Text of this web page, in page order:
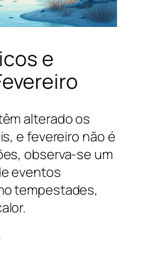
e
alterado os
e fevereiro não é
observa-se um
eventos
tempestades,